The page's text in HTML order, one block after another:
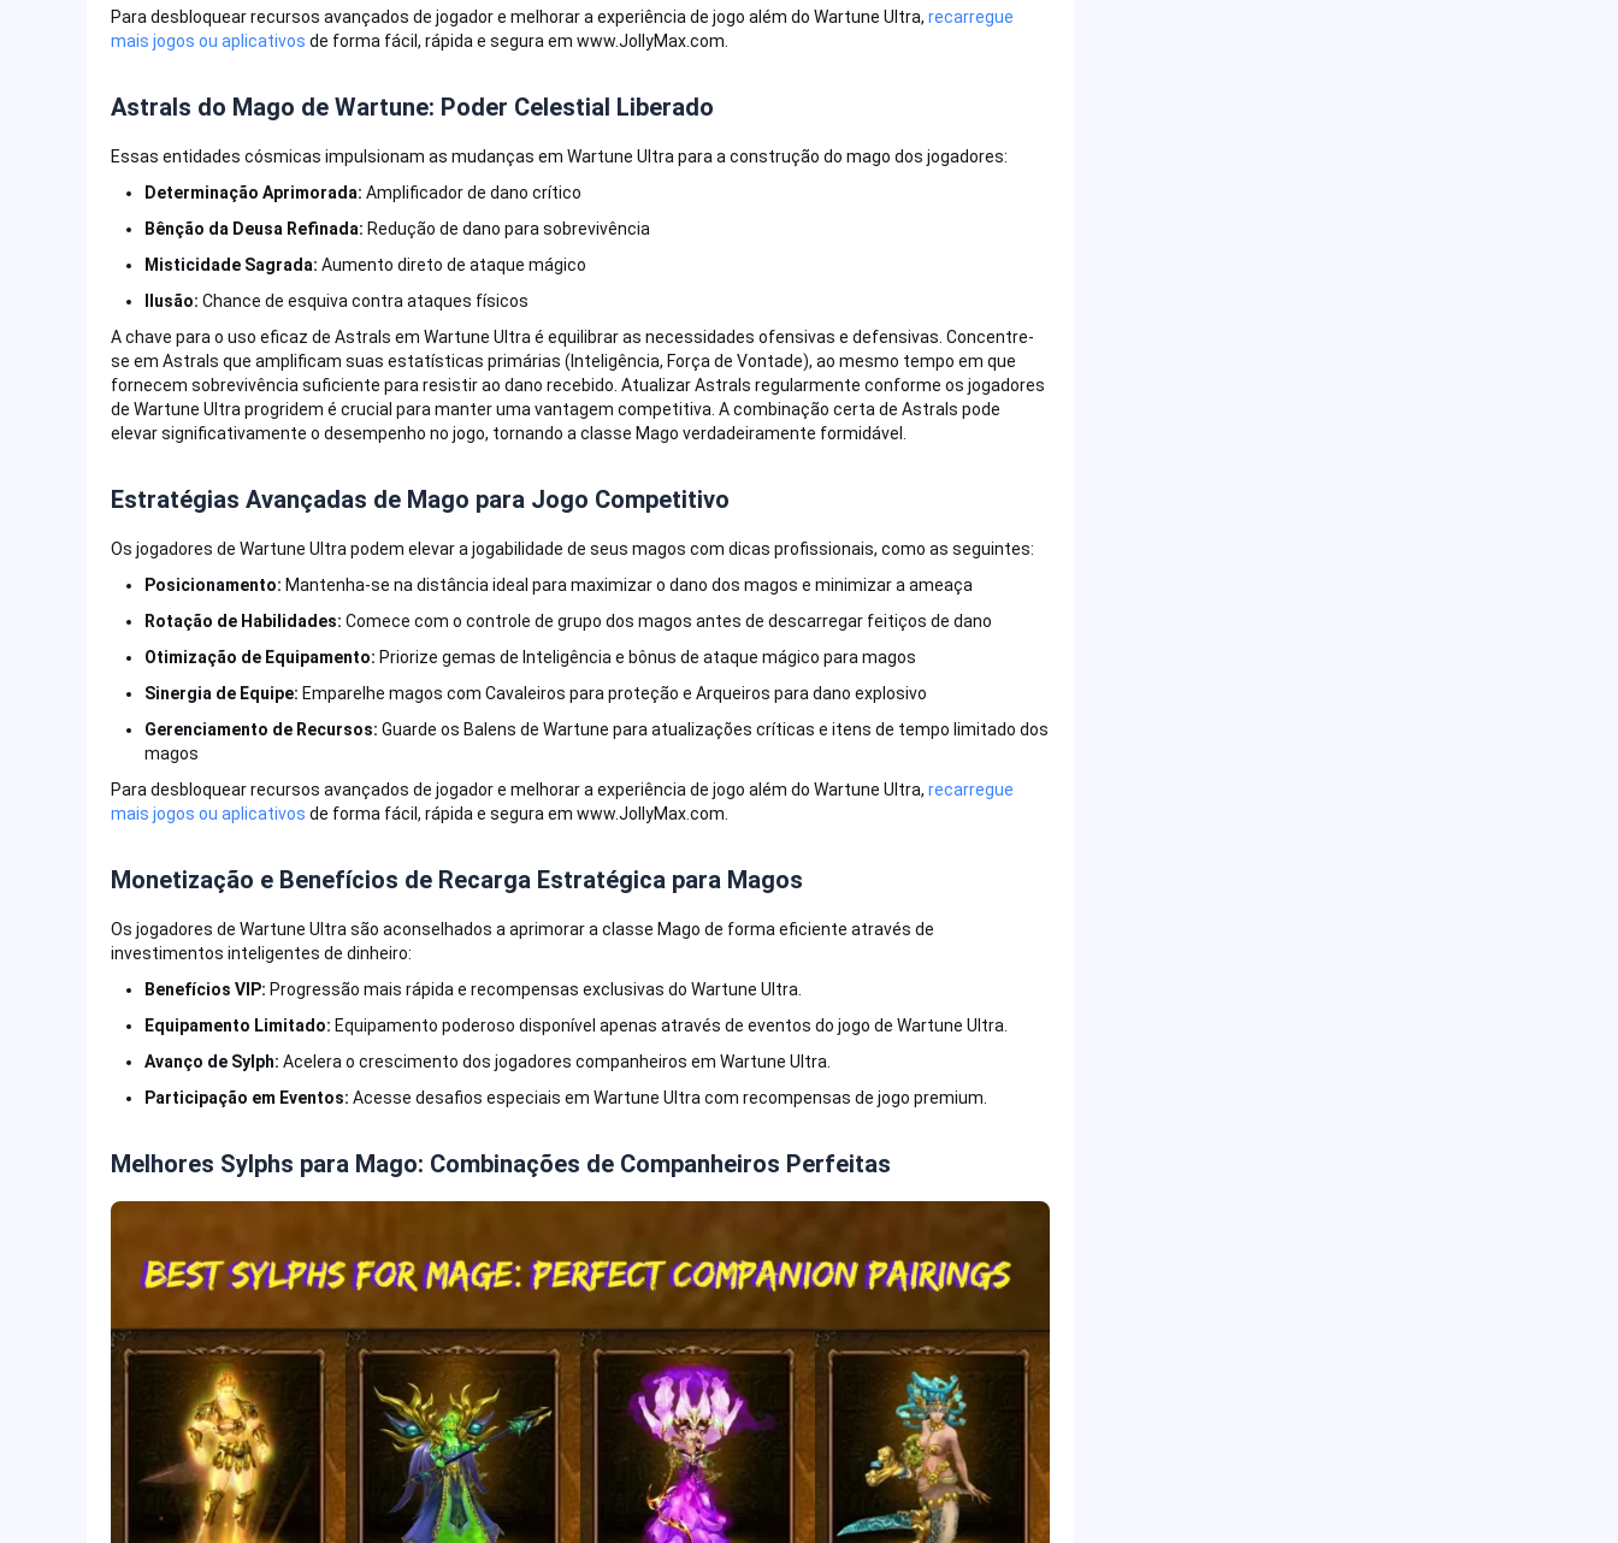
Para desbloquear recursos avançados de jogador e melhorar a experiência de jogo além do Wartune Ultra, recarregue
mais jogos ou aplicativos de forma fácil, rápida e segura em www.JollyMax.com.
Astrals do Mago de Wartune: Poder Celestial Liberado
Essas entidades cósmicas impulsionam as mudanças em Wartune Ultra para a construção do mago dos jogadores:
Determinação Aprimorada: Amplificador de dano crítico
Bênção da Deusa Refinada: Redução de dano para sobrevivência
Misticidade Sagrada: Aumento direto de ataque mágico
Ilusão: Chance de esquiva contra ataques físicos
A chave para o uso eficaz de Astrals em Wartune Ultra é equilibrar as necessidades ofensivas e defensivas. Concentre-
se em Astrals que amplificam suas estatísticas primárias (Inteligência, Força de Vontade), ao mesmo tempo em que
fornecem sobrevivência suficiente para resistir ao dano recebido. Atualizar Astrals regularmente conforme os jogadores
de Wartune Ultra progridem é crucial para manter uma vantagem competitiva. A combinação certa de Astrals pode
elevar significativamente o desempenho no jogo, tornando a classe Mago verdadeiramente formidável.
Estratégias Avançadas de Mago para Jogo Competitivo
Os jogadores de Wartune Ultra podem elevar a jogabilidade de seus magos com dicas profissionais, como as seguintes:
Posicionamento: Mantenha-se na distância ideal para maximizar o dano dos magos e minimizar a ameaça
Rotação de Habilidades: Comece com o controle de grupo dos magos antes de descarregar feitiços de dano
Otimização de Equipamento: Priorize gemas de Inteligência e bônus de ataque mágico para magos
Sinergia de Equipe: Emparelhe magos com Cavaleiros para proteção e Arqueiros para dano explosivo
Gerenciamento de Recursos: Guarde os Balens de Wartune para atualizações críticas e itens de tempo limitado dos
magos
Para desbloquear recursos avançados de jogador e melhorar a experiência de jogo além do Wartune Ultra, recarregue
mais jogos ou aplicativos de forma fácil, rápida e segura em www.JollyMax.com.
Monetização e Benefícios de Recarga Estratégica para Magos
Os jogadores de Wartune Ultra são aconselhados a aprimorar a classe Mago de forma eficiente através de
investimentos inteligentes de dinheiro:
Benefícios VIP: Progressão mais rápida e recompensas exclusivas do Wartune Ultra.
Equipamento Limitado: Equipamento poderoso disponível apenas através de eventos do jogo de Wartune Ultra.
Avanço de Sylph: Acelera o crescimento dos jogadores companheiros em Wartune Ultra.
Participação em Eventos: Acesse desafios especiais em Wartune Ultra com recompensas de jogo premium.
Melhores Sylphs para Mago: Combinações de Companheiros Perfeitas